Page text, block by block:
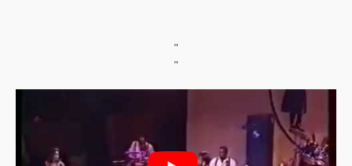
"
"